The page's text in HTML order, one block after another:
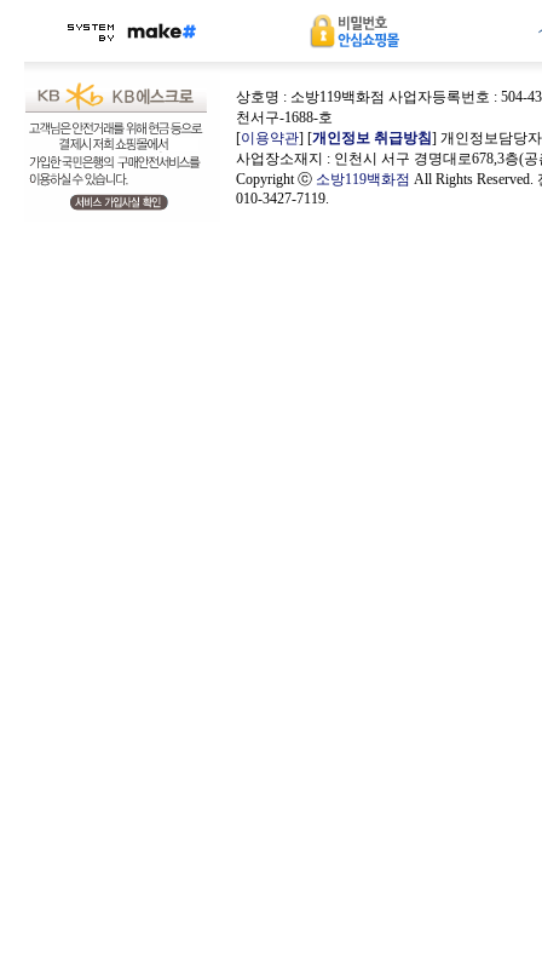
상호명 : 소방119백화점 사업자등록번호 : 504-
천서구-1688-호
[이용약관] [개인정보 취급방침] 개인정보담당
사업장소재지 : 인천시 서구 경명대로678,3층(공
Copyright ⓒ 소방119백화점 All Rights
010-3427-7119.